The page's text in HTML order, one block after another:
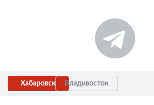
Хабаровск Владивосток